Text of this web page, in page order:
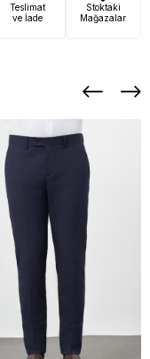
Teslimat
ve İade
Stoktaki
Mağazalar